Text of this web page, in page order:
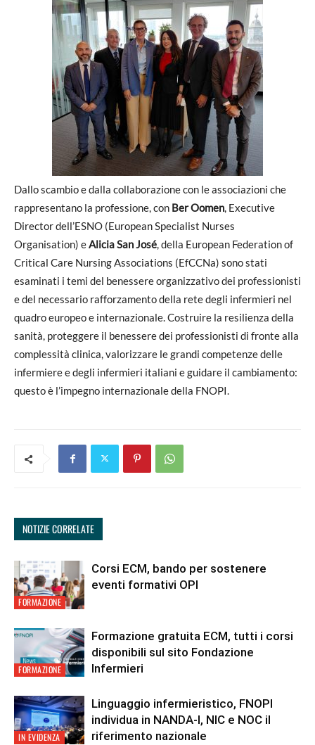
Dallo scambio e dalla collaborazione con le associazioni che
rappresentano la professione, con Ber Oomen, Executive
Director dell’ESNO (European Specialist Nurses
Organisation) eAlicia San José, della European Federation of
Critical Care Nursing Associations (EfCCNa) sono stati
esaminati i temi del benessere organizzativo dei professionisti
e del necessario rafforzamento della rete degli infermieri nel
quadro europeo e internazionale. Costruire la resilienza della
sanità, proteggere il benessere dei professionisti di fronte alla
complessità clinica, valorizzare le grandi competenze delle
infermiere e degli infermieri italiani e guidare il cambiamento:
questo è l’impegno internazionale della FNOPI.
NOTIZIE CORRELATE
FORMAZIONE
Corsi ECM, bando per sostenere
eventi formativi OPI
FORMAZIONE
Formazione gratuita ECM, tutti i corsi
disponibili sul sito Fondazione
Infermieri
IN EVIDENZA
Linguaggio infermieristico, FNOPI
individua in NANDA-I, NIC e NOC il
riferimento nazionale